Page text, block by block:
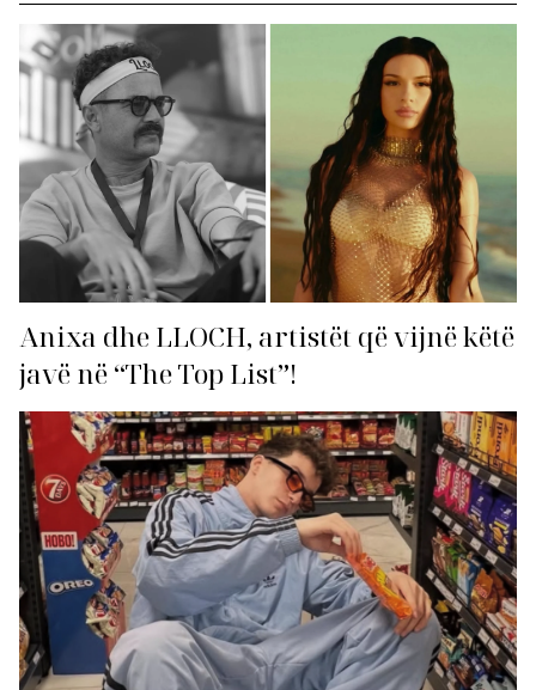
Anixa dhe LLOCH, artistët që vijnë këtë
javë në “The Top List”!